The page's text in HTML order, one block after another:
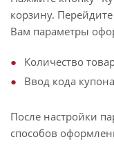
корзину.
Вам параметры
Количество
Ввод кода
После настройки
способов